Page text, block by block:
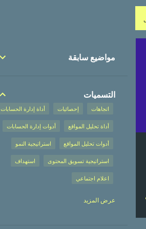
مواضيع سابقة
التسميات
اتجاهات إحصائيات
أداة إدارة الحسابات
أداة تحليل المواقع
أدوات إدارة الحسابات
أدوات تحليل المواقع
استراتيجية النمو
استراتيجية تسويق المحتوى
استهداف
اعلام اجتماعي
عرض المزيد